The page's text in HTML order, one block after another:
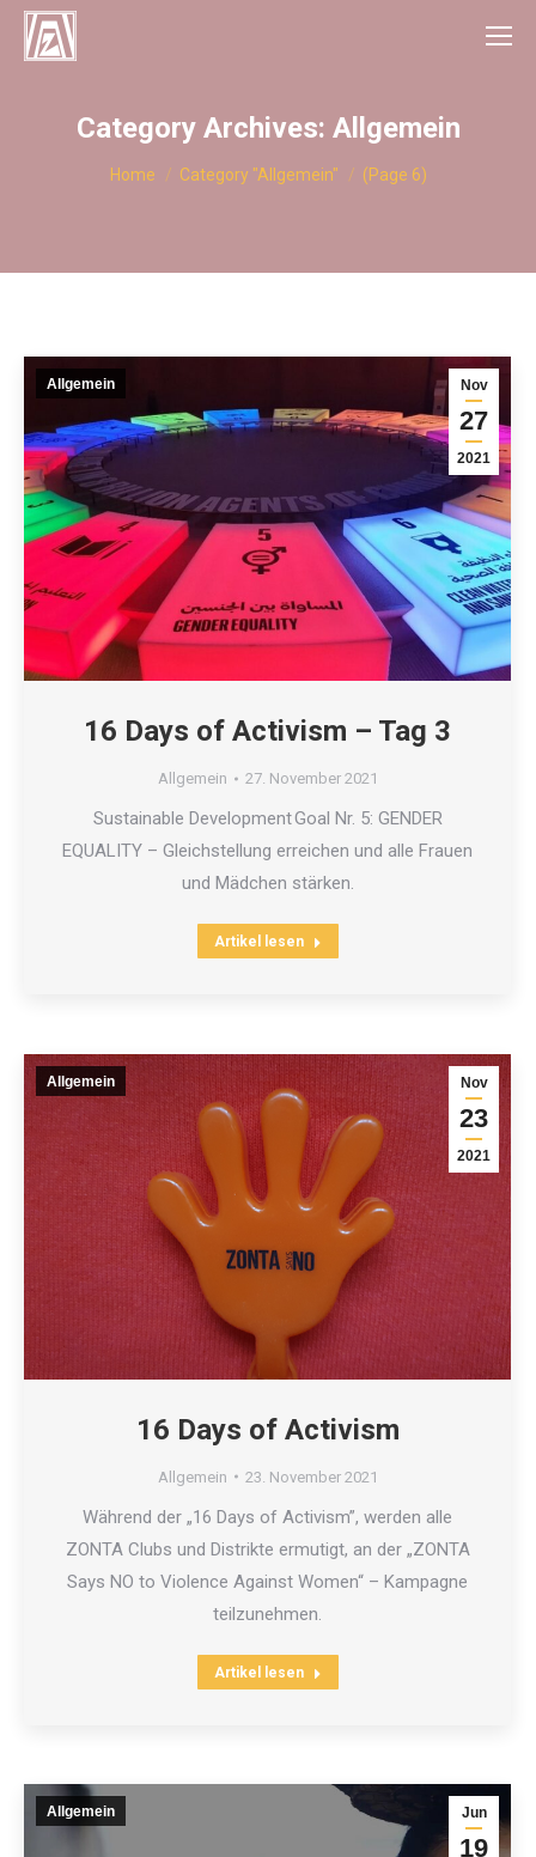
Category Archives: Allgemein
You are here:
Home Category "Allgemein" (Page 6)
Nov
27
2021
Allgemein
16 Days of Activism – Tag 3
Allgemein 27. November 2021
Sustainable Development Goal Nr. 5: GENDER
EQUALITY – Gleichstellung erreichen und alle Frauen
und Mädchen stärken.
Artikel lesen
Nov
23
2021
Allgemein
16 Days of Activism
Allgemein 23. November 2021
Während der „16 Days of Activism”, werden alle
ZONTA Clubs und Distrikte ermutigt, an der „ZONTA
Says NO to Violence Against Women“ – Kampagne
teilzunehmen.
Artikel lesen
Jun
19
Allgemein